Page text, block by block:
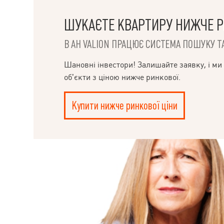
скління вікон,
профілем
німецький
сушка для
дворі будинку
плату гараж із
будинку.
ШУКАЄТЕ КВАРТИРУ НИЖЧЕ
В АН VALION ПРАЦЮЄ СИСТЕМА ПОШУКУ
Шановні інвестори! Залишайте заявку, і
об’єкти з ціною нижче ринкової.
Купити нижче ринкової ціни